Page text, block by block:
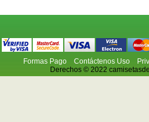
Formas Pago Contáctenos Uso
Derechos © 2022